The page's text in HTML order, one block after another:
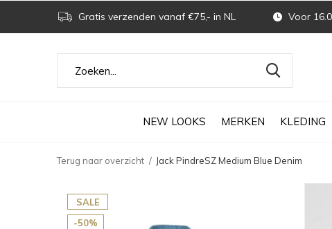
NEW LOOKS MERKEN KLEDING
Gratis verzenden vanaf €75,- in NL Voor
Terug naar overzicht Jack PindreSZ Medium Blue Denim
SALE
-50%